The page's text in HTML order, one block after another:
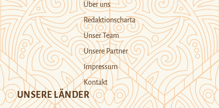
Über uns
Redaktionscharta
Unser Team
Unsere Partner
Impressum
Kontakt
UNSERE LÄNDER